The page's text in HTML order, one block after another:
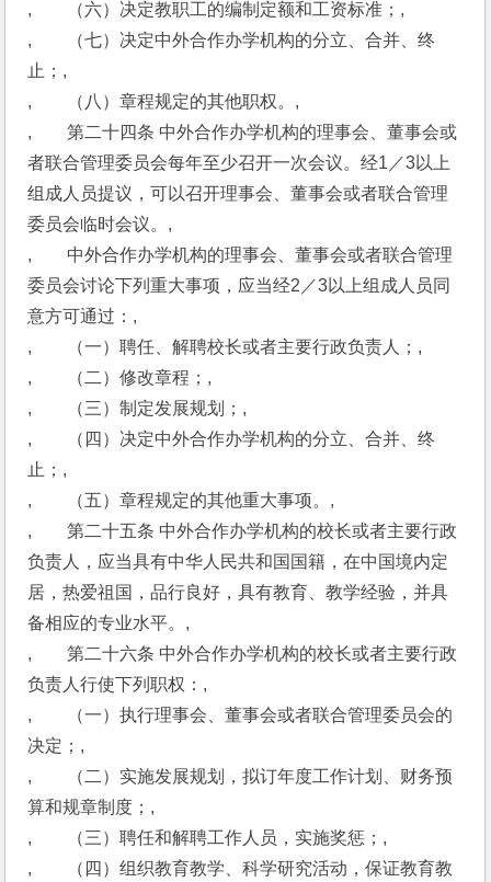
,　　（六）决定教职工的编制定额和工资标准；,
,　　（七）决定中外合作办学机构的分立、合并、终
止；,
,　　（八）章程规定的其他职权。,
,　　第二十四条 中外合作办学机构的理事会、董事会或
者联合管理委员会每年至少召开一次会议。经1／3以上
组成人员提议，可以召开理事会、董事会或者联合管理
委员会临时会议。,
,　　中外合作办学机构的理事会、董事会或者联合管理
委员会讨论下列重大事项，应当经2／3以上组成人员同
意方可通过：,
,　　（一）聘任、解聘校长或者主要行政负责人；,
,　　（二）修改章程；,
,　　（三）制定发展规划；,
,　　（四）决定中外合作办学机构的分立、合并、终
止；,
,　　（五）章程规定的其他重大事项。,
,　　第二十五条 中外合作办学机构的校长或者主要行政
负责人，应当具有中华人民共和国国籍，在中国境内定
居，热爱祖国，品行良好，具有教育、教学经验，并具
备相应的专业水平。,
,　　第二十六条 中外合作办学机构的校长或者主要行政
负责人行使下列职权：,
,　　（一）执行理事会、董事会或者联合管理委员会的
决定；,
,　　（二）实施发展规划，拟订年度工作计划、财务预
算和规章制度；,
,　　（三）聘任和解聘工作人员，实施奖惩；,
,　　（四）组织教育教学、科学研究活动，保证教育教